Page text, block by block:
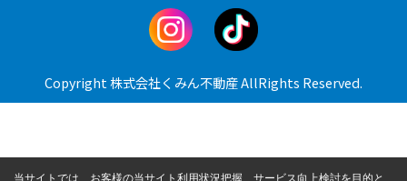
Copyright 株式会社くみん不動産 AllRights Reserved.
当サイトでは、お客様の当サイト利用状況把握、サービス向上検討を目的と